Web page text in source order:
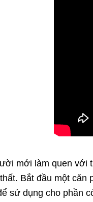
mới làm quen với
Bắt đầu một
sử dụng cho phần